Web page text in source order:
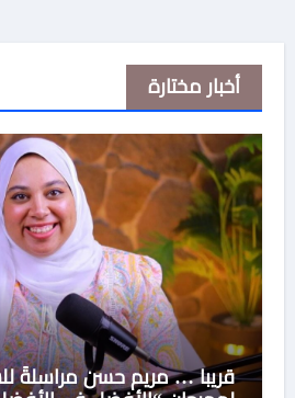
أخبار مختارة
قريبا … مريم حسن مراسلةً